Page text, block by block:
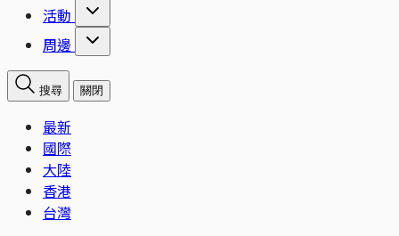
活動
周邊
搜尋 關閉
最新
國際
大陸
香港
台灣